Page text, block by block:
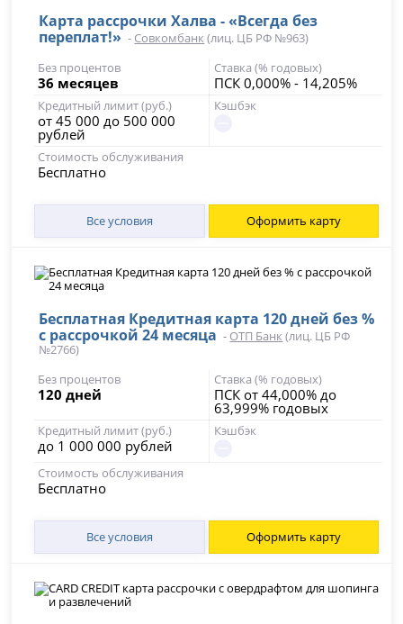
Карта рассрочки Халва - «Всегда без
переплат!» - Совкомбанк (лиц. ЦБ РФ №963)
Без процентов
36 месяцев
Ставка (% годовых)
ПСК 0,000% - 14,205%
Кредитный лимит (руб.)
от 45 000 до 500 000
рублей
Кэшбэк
Стоимость обслуживания
Бесплатно
Все условия Оформить карту
Бесплатная Кредитная карта 120 дней без %
с рассрочкой 24 месяца - ОТП Банк (лиц. ЦБ РФ
№2766)
Без процентов
120 дней
Ставка (% годовых)
ПСК от 44,000% до
63,999% годовых
Кредитный лимит (руб.)
до 1 000 000 рублей
Кэшбэк
Стоимость обслуживания
Бесплатно
Все условия Оформить карту